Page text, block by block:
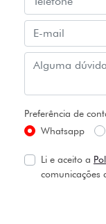
Preferência de
Whatsapp
Li e aceito a
comunicações